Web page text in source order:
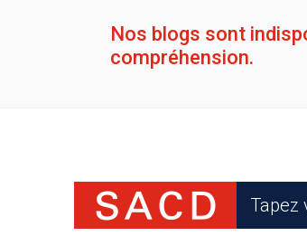
Nos blogs sont
compréhension.